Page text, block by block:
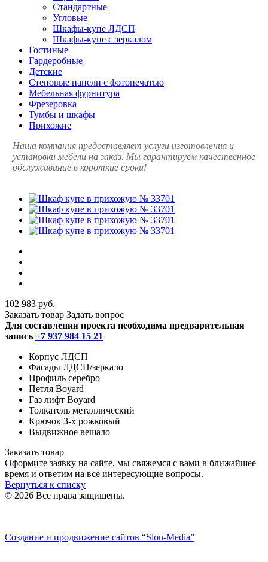
Стандартные
Угловые
Шкафы-купе ЛДСП
Шкафы-купе с зеркалом
Гостиные
Гардеробные
Детские
Стеновые панели с фотопечатью
Мебельная фурнитура
Фрезеровка
Тумбы и шкафы
Прихожие
Наша компания предоставляет услуги изготовления и
установки мебели на заказ. Мы гарантируем качественное
обслуживание в короткие сроки!
102 983 руб.
Заказать товар Задать вопрос
Для составления проекта необходима предварительная
запись +7 937 984 15 21
Корпус ЛДСП
Фасады ЛДСП/зеркало
Профиль серебро
Петля Boyard
Газ лифт Boyard
Толкатель металлический
Крючок 3-х рожковый
Выдвижное вешало
Заказать товар
Оформите заявку на сайте, мы свяжемся с вами в ближайшее
время и ответим на все интересующие вопросы.
Вернуться к списку
© 2026 Все права защищены.
Создание и продвижение сайтов “Slon-Media”